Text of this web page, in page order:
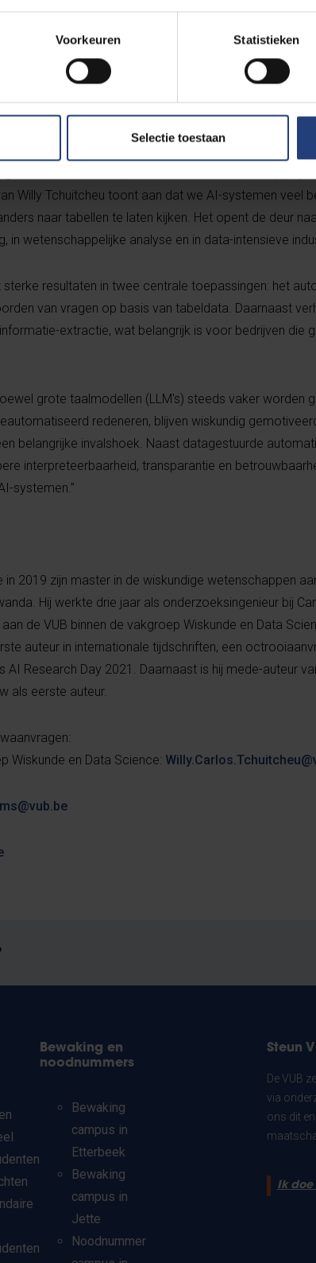
Voorkeuren Statistieken
Selectie toestaan
robuust, onder meer omdat hij rekening houdt met
behouden, zelfs als rijen of kolommen worden
wanneer de vorm van de tabel wijzigt.
Willy Tchuitcheu toont aan dat we AI-systemen veel
naar tabellen te laten kijken. Het opent de deur
in wetenschappelijke analyse en in data-intensieve
resultaten in twee centrale toepassingen: het
van vragen op basis van tabeldata. Daarnaast
extractie, wat belangrijk is voor bedrijven die
grote taalmodellen (LLM's) steeds vaker worden
redeneren, blijven wiskundig
belangrijke invalshoek. Naast datagestuurde
interpreteerbaarheid, transparantie en
systemen.”
in 2019 zijn master in de wiskundige wetenschappen
Hij werkte drie jaar als onderzoeksingenieur bij
de VUB binnen de vakgroep Wiskunde en Data
auteur in internationale tijdschriften, een
AI Research Day 2021. Daarnaast is hij mede-auteur
als eerste auteur.
Wiskunde en Data Science:
Bewaking en
noodnummers
Bewaking
campus in
Etterbeek
Bewaking
campus in
Jette
Noodnummer
Steun
De VUB
via
ons dit
Ik doe